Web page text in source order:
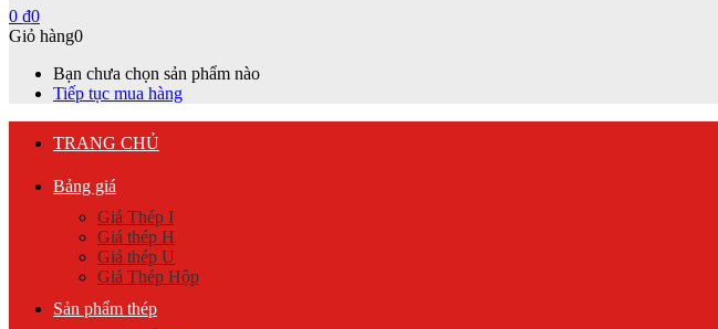
0 ₫0
Giỏ hàng0
Bạn chưa chọn sản phẩm nào
Tiếp tục mua hàng
TRANG CHỦ
Bảng giá
Giá Thép I
Giá thép H
Giá thép U
Giá Thép Hộp
Sản phẩm thép